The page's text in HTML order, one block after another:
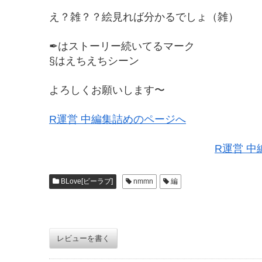
え？雑？？絵見れば分かるでしょ（雑）
✒はストーリー続いてるマーク
§はえちえちシーン
よろしくお願いします〜
R運営 中編集詰めのページへ
R運営 中
BLove[ビーラブ] nmmn 編
レビューを書く